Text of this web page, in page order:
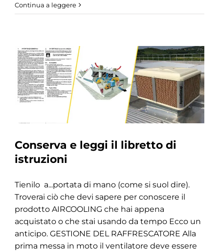
Continua a leggere
Conserva e leggi il libretto di
istruzioni
Tienilo a...portata di mano (come si suol dire).
Troverai ciò che devi sapere per conoscere il
prodotto AIRCOOLING che hai appena
acquistato o che stai usando da tempo Ecco un
anticipo. GESTIONE DEL RAFFRESCATORE Alla
prima messa in moto il ventilatore deve essere